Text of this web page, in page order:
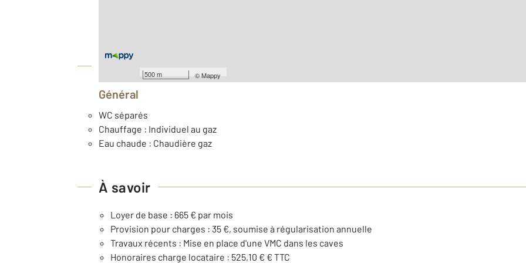
500 m ©Mappy
Général
WC séparés
Chauffage : Individuel au gaz
Eau chaude : Chaudière gaz
À savoir
Loyer de base : 665 € par mois
Provision pour charges : 35 €, soumise à régularisation annuelle
Travaux récents : Mise en place d'une VMC dans les caves
Honoraires charge locataire : 525,10 € € TTC